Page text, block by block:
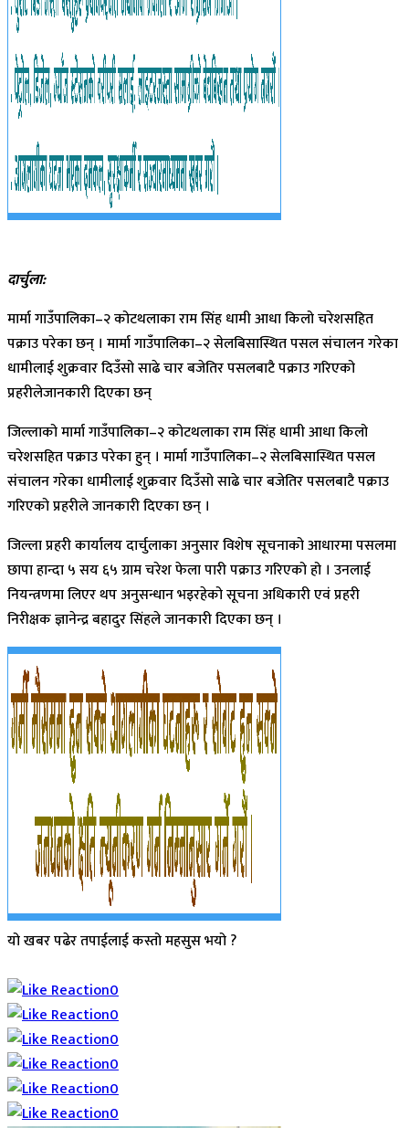
दार्चुला:
मार्मा गाउँपालिका–२ कोटथलाका राम सिंह धामी आधा किलो चरेशसहित
पक्राउ परेका छन् । मार्मा गाउँपालिका–२ सेलबिसास्थित पसल संचालन गरेका
धामीलाई शुक्रवार दिउँसो साढे चार बजेतिर पसलबाटै पक्राउ गरिएको
प्रहरीलेजानकारी दिएका छन्
जिल्लाको मार्मा गाउँपालिका–२ कोटथलाका राम सिंह धामी आधा किलो
चरेशसहित पक्राउ परेका हुन् । मार्मा गाउँपालिका–२ सेलबिसास्थित पसल
संचालन गरेका धामीलाई शुक्रवार दिउँसो साढे चार बजेतिर पसलबाटै पक्राउ
गरिएको प्रहरीले जानकारी दिएका छन् ।
जिल्ला प्रहरी कार्यालय दार्चुलाका अनुसार विशेष सूचनाको आधारमा पसलमा
छापा हान्दा ५ सय ६५ ग्राम चरेश फेला पारी पक्राउ गरिएको हो । उनलाई
नियन्त्रणमा लिएर थप अनुसन्धान भइरहेको सूचना अधिकारी एवं प्रहरी
निरीक्षक ज्ञानेन्द्र बहादुर सिंहले जानकारी दिएका छन् ।
यो खबर पढेर तपाईलाई कस्तो महसुस भयो ?
0
0
0
0
0
0